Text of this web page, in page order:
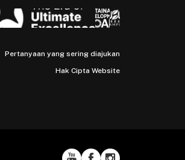
Pertanyaan yang sering diajukan
Hak Cipta Website